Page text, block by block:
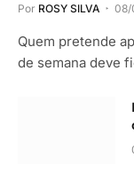
Por ROSY SILVA 08/
Quem pretende
de semana deve